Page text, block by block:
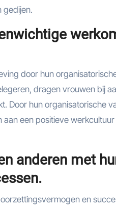
gedijen.
door hun
dragen vrouwen bij
Door hun organisatorische
een positieve
anderen met
en